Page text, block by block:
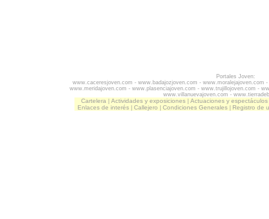
Portales Joven:
www.caceresjoven.com - www.badajozjoven.com - www.moralejajoven.com -
www.meridajoven.com - www.plasenciajoven.com - www.trujillojoven.com -
www.villanuevajoven.com -
Cartelera| Actividades y exposiciones| Actuaciones y espectáculos
Enlaces de interés| Callejero Condiciones Generales| Registro de